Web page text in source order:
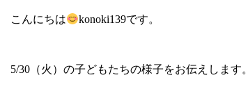
こんにちは konoki139です。
5/30（火）の子どもたちの様子をお伝えします。